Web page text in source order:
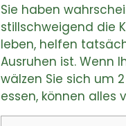
Sie haben
stillschweigend die
leben, helfen
Ausruhen ist. Wenn
wälzen Sie sich um
essen, können alles